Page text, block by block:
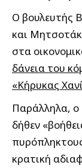
Ο βουλευτής
και
στα
δάνεια του
«Κήρυκας
Παράλληλα, ο
δήθεν
κρατική